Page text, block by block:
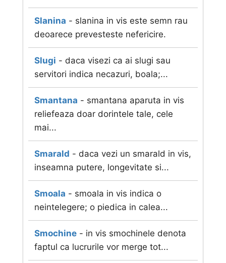
Slanina - slanina in vis este semn rau
deoarece prevesteste nefericire.
Slugi - daca visezi ca ai slugi sau
servitori indica necazuri, boala;...
Smantana - smantana aparuta in vis
reliefeaza doar dorintele tale, cele
mai...
Smarald - daca vezi un smarald in vis,
inseamna putere, longevitate si...
Smoala - smoala in vis indica o
neintelegere; o piedica in calea...
Smochine - in vis smochinele denota
faptul ca lucrurile vor merge tot...